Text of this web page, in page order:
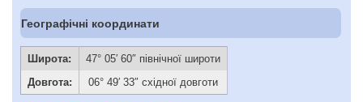
Географічні координати
Широта:
47° 05′ 60″ північної широти
Довгота:
06° 49′ 33″ східної довготи